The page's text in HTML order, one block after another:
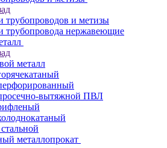
трубопроводов и метизы
трубопровода нержавеющие
металл
вытяжной ПВЛ
металлопрокат